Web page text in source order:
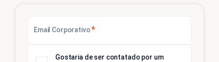
Email Corporativo*
Gostaria de ser contatado por um